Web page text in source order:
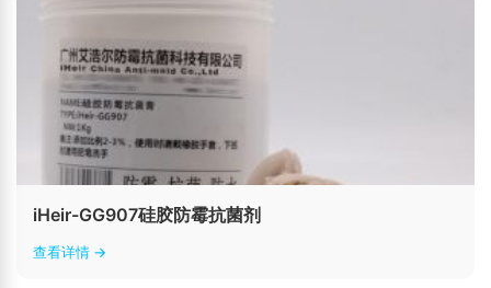
iHeir-GG907硅胶防霉抗菌剂
查看详情 →